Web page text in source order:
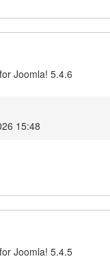
Joomla! 5.4.6
15:48
Joomla! 5.4.5